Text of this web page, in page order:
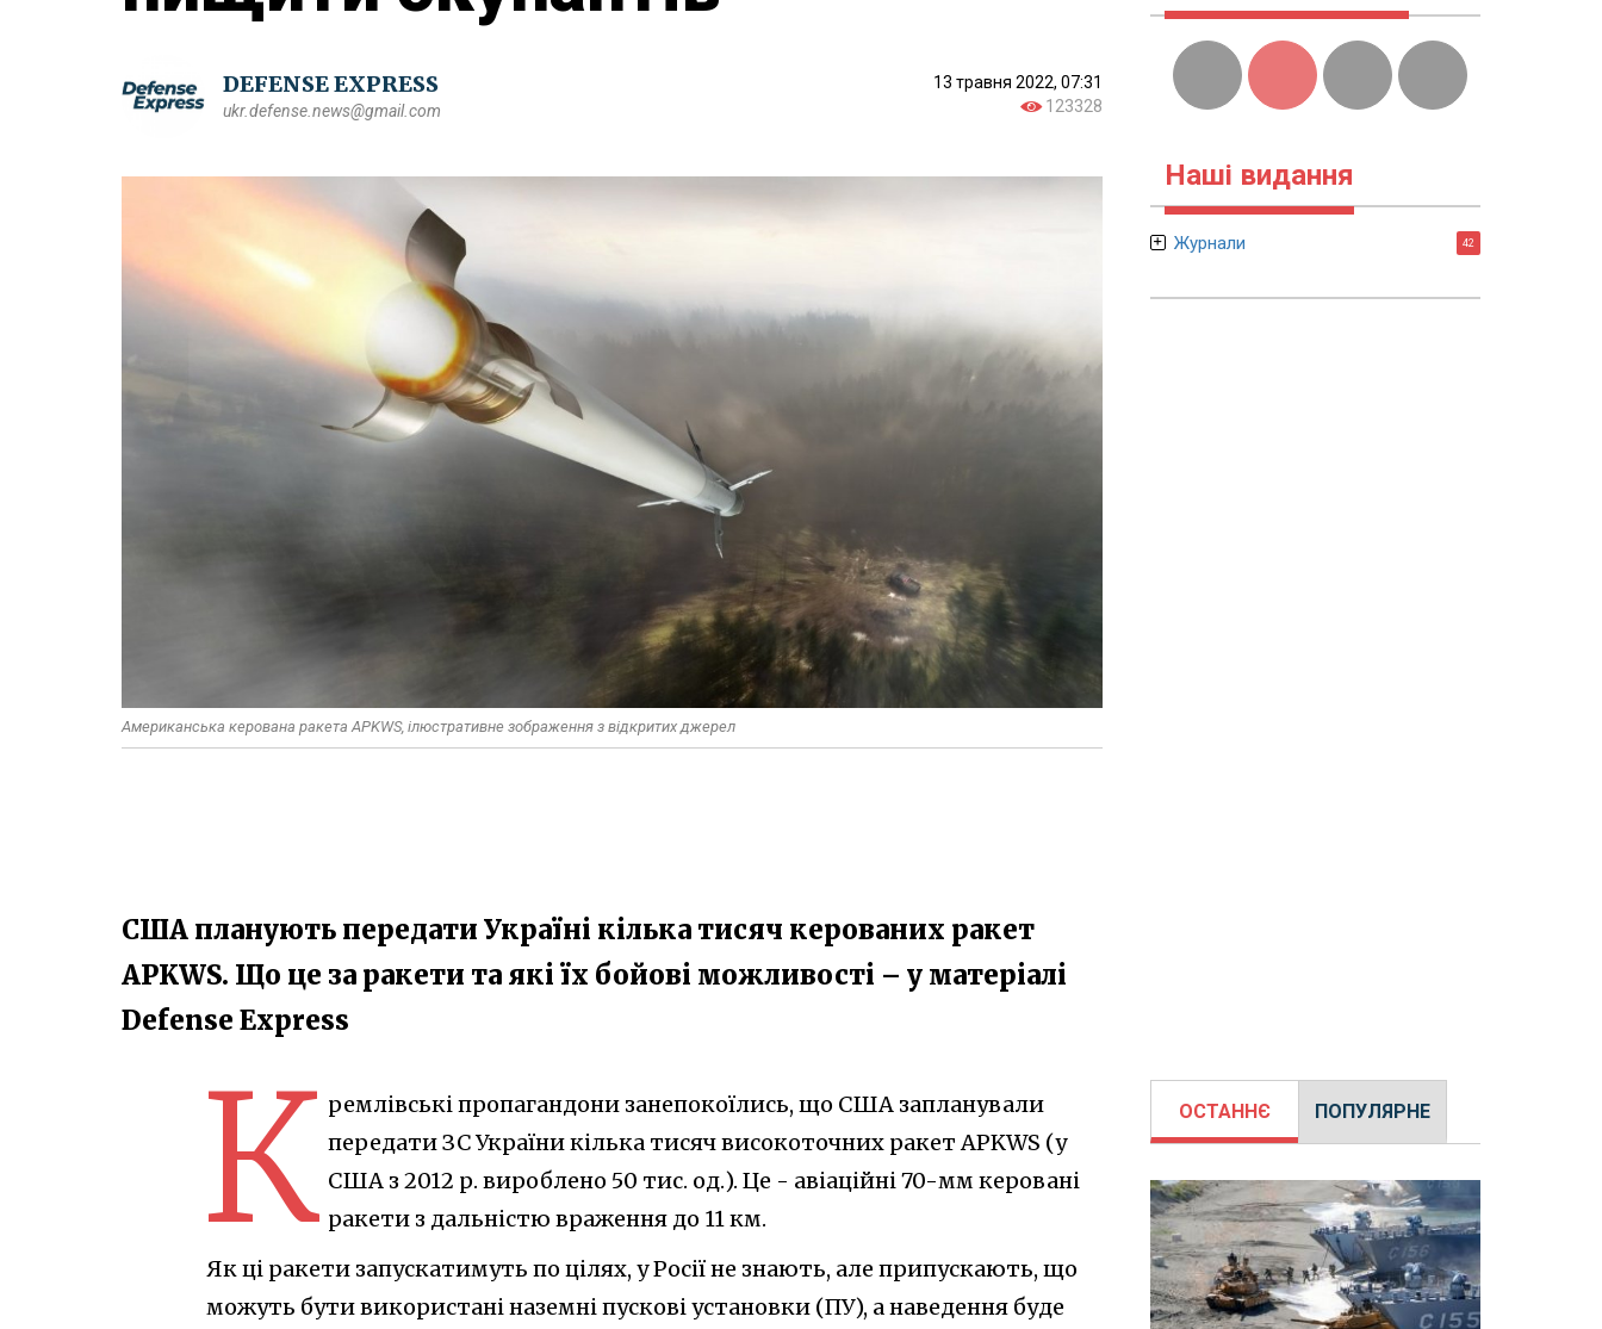
DEFENSE EXPRESS
ukr.defense.news@gmail.com
13 травня 2022, 07:31
123328
Американська керована ракета APKWS, ілюстративне зображення з відкритих джерел
США планують передати Україні кілька тисяч керованих ракет
APKWS. Що це за ракети та які їх бойові можливості – у матеріалі
Defense Express
К ремлівські пропагандони занепокоїлись, що США запланували
передати ЗС України кілька тисяч високоточних ракет APKWS (у
США з 2012 р. вироблено 50 тис. од.). Це - авіаційні 70-мм керовані
ракети з дальністю враження до 11 км.
Як ці ракети запускатимуть по цілях, у Росії не знають, але припускають, що
можуть бути використані наземні пускові установки (ПУ), а наведення буде
Наші видання
Журнали 42
ОСТАННЄ ПОПУЛЯРНЕ